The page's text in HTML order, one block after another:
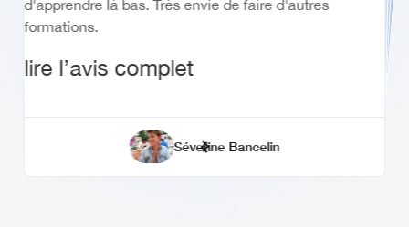
d'apprendre là bas. Très envie de faire d'autres
formations.
lire l’avis complet
Séverine Bancelin
lire l’avis complet
Corinne Paganelli
lire l’avis complet
Patricia Gilbert
Frontignan